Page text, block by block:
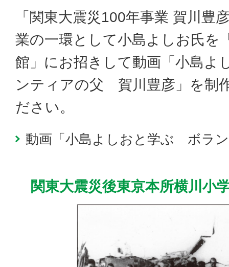
「関東大震災100年事業 賀川豊
業の一環として小島よしお氏を
館」にお招きして動画「小島
ンティアの父 賀川豊彦」を制
ださい。
動画「小島よしおと学ぶ ボラ
関東大震災後東京本所横川小